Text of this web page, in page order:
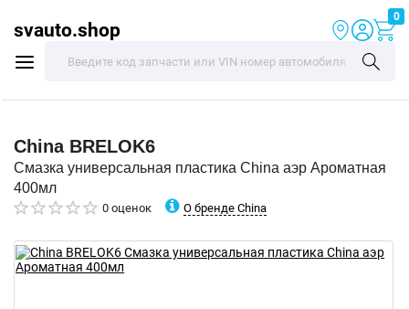
svauto.shop
0
China BRELOK6
Смазка универсальная пластика China аэр Ароматная
400мл
0 оценок О бренде China